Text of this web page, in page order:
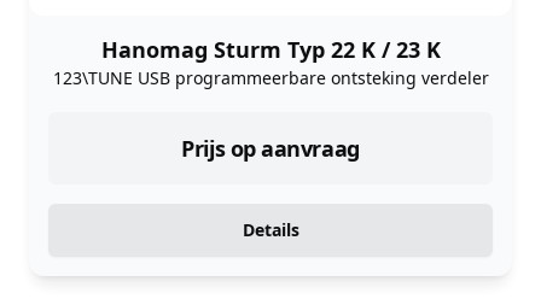
Hanomag Sturm Typ 22 K / 23 K
123\TUNE USB programmeerbare ontsteking verdeler
Prijs op aanvraag
Details